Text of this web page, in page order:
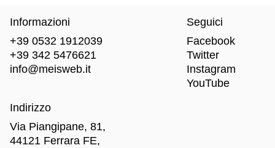
Informazioni
+39 0532 1912039
+39 342 5476621
info@meisweb.it
Indirizzo
Via Piangipane, 81,
44121 Ferrara FE,
Seguici
Facebook
Twitter
Instagram
YouTube